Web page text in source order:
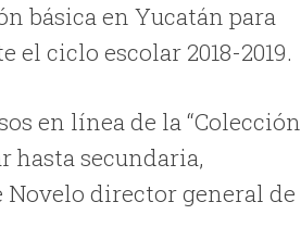
básica en Yucatán para
ciclo escolar 2018-2019.
en línea de la “Colección
hasta secundaria,
director general de